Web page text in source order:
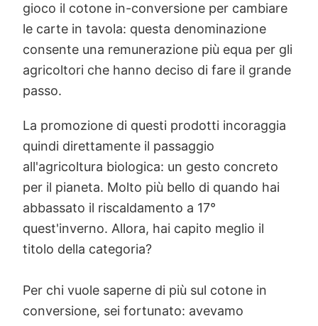
gioco il cotone in-conversione per cambiare
le carte in tavola: questa denominazione
consente una remunerazione più equa per gli
agricoltori che hanno deciso di fare il grande
passo.
La promozione di questi prodotti incoraggia
quindi direttamente il passaggio
all'agricoltura biologica: un gesto concreto
per il pianeta. Molto più bello di quando hai
abbassato il riscaldamento a 17°
quest'inverno. Allora, hai capito meglio il
titolo della categoria?
Per chi vuole saperne di più sul cotone in
conversione, sei fortunato: avevamo